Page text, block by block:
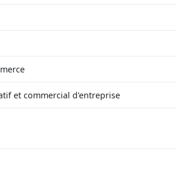
et commercial d'entreprise